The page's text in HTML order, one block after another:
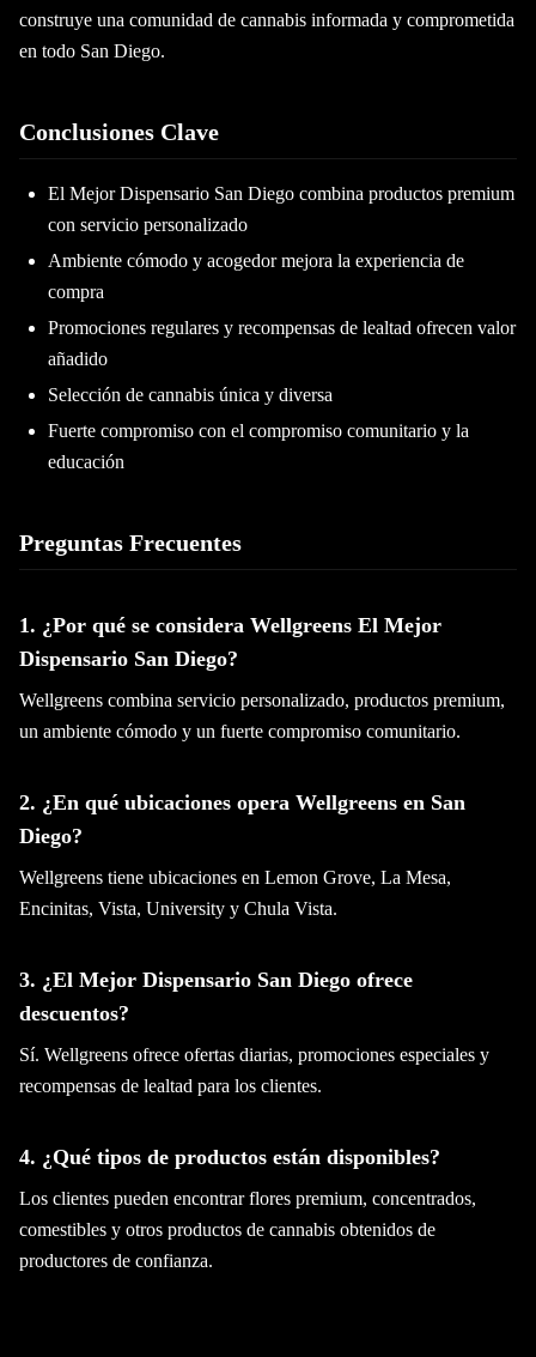
construye una comunidad de cannabis informada y comprometida
en todo San Diego.
Conclusiones Clave
El Mejor Dispensario San Diego combina productos premium
con servicio personalizado
Ambiente cómodo y acogedor mejora la experiencia de
compra
Promociones regulares y recompensas de lealtad ofrecen valor
añadido
Selección de cannabis única y diversa
Fuerte compromiso con el compromiso comunitario y la
educación
Preguntas Frecuentes
1. ¿Por qué se considera Wellgreens El Mejor
Dispensario San Diego?
Wellgreens combina servicio personalizado, productos premium,
un ambiente cómodo y un fuerte compromiso comunitario.
2. ¿En qué ubicaciones opera Wellgreens en San
Diego?
Wellgreens tiene ubicaciones en Lemon Grove, La Mesa,
Encinitas, Vista, University y Chula Vista.
3. ¿El Mejor Dispensario San Diego ofrece
descuentos?
Sí. Wellgreens ofrece ofertas diarias, promociones especiales y
recompensas de lealtad para los clientes.
4. ¿Qué tipos de productos están disponibles?
Los clientes pueden encontrar flores premium, concentrados,
comestibles y otros productos de cannabis obtenidos de
productores de confianza.